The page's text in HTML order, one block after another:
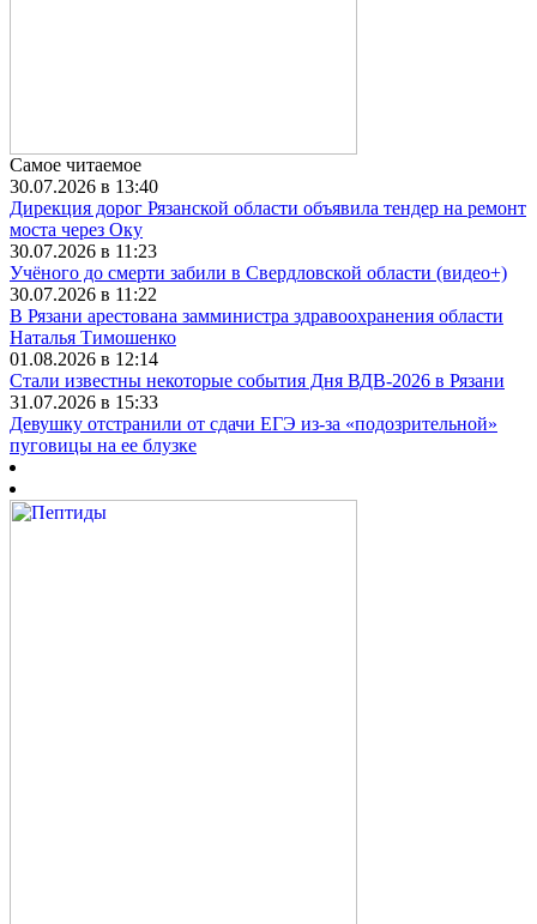
Самое читаемое
30.07.2026 в 13:40
Дирекция дорог Рязанской области объявила тендер на ремонт
моста через Оку
30.07.2026 в 11:23
Учёного до смерти забили в Свердловской области (видео+)
30.07.2026 в 11:22
В Рязани арестована замминистра здравоохранения области
Наталья Тимошенко
01.08.2026 в 12:14
Стали известны некоторые события Дня ВДВ-2026 в Рязани
31.07.2026 в 15:33
Девушку отстранили от сдачи ЕГЭ из-за «подозрительной»
пуговицы на ее блузке